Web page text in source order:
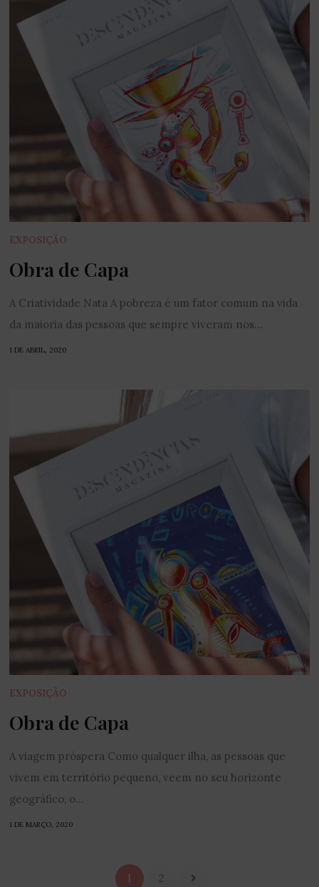
EXPOSIÇÃO
Obra de Capa
A Criatividade Nata A pobreza é um fator comum na vida
da maioria das pessoas que sempre viveram nos...
1 DE ABRIL, 2020
EXPOSIÇÃO
Obra de Capa
A viagem próspera Como qualquer ilha, as pessoas que
vivem em território pequeno, veem no seu horizonte
geográfico, o...
1 DE MARÇO, 2020
1 2